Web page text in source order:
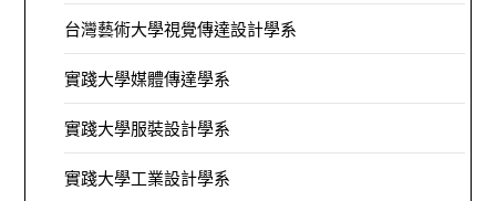
台灣藝術大學視覺傳達設計學系
實踐大學媒體傳達學系
實踐大學服裝設計學系
實踐大學工業設計學系